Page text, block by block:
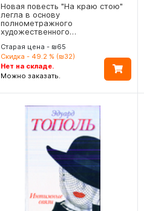
Новая повесть "На краю стою"
легла в основу
полнометражного
художественного…
Старая цена - ₪65
Скидка - 49.2 % (₪32)
Нет на складе.
Можно заказать.